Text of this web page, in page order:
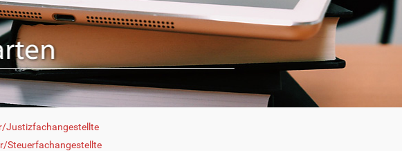
Justizfachangestellte
Steuerfachangestellte